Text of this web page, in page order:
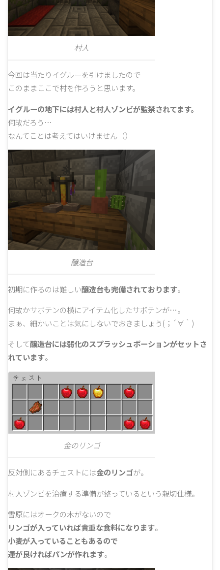
村人
今回は当たりイグルーを引けましたので
このままここで村を作ろうと思います。
イグルーの地下には村人と村人ゾンビが監禁されてます。
何故だろう…
なんてことは考えてはいけません（）
醸造台
初期に作るのは難しい醸造台も完備されております。
何故かサボテンの横にアイテム化したサボテンが…。
まぁ、細かいことは気にしないでおきましょう(；´∀｀)
そして醸造台には弱化のスプラッシュポーションがセットさ
れています。
金のリンゴ
反対側にあるチェストには金のリンゴが。
村人ゾンビを治療する準備が整っているという親切仕様。
雪原にはオークの木がないので
リンゴが入っていれば貴重な食料になります。
小麦が入っていることもあるので
運が良ければパンが作れます。